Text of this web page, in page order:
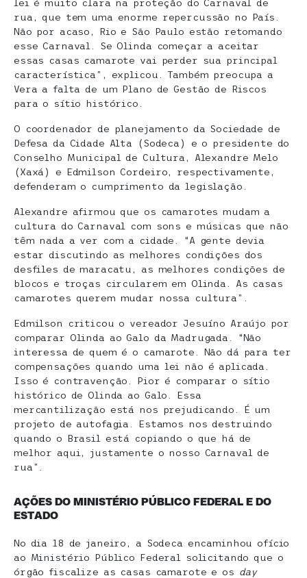
lei é muito clara na proteção do Carnaval de
rua, que tem uma enorme repercussão no País.
Não por acaso, Rio e São Paulo estão retomando
esse Carnaval. Se Olinda começar a aceitar
essas casas camarote vai perder sua principal
característica”, explicou. Também preocupa a
Vera a falta de um Plano de Gestão de Riscos
para o sítio histórico.
O coordenador de planejamento da Sociedade de
Defesa da Cidade Alta (Sodeca) e o presidente do
Conselho Municipal de Cultura, Alexandre Melo
(Xaxá) e Edmilson Cordeiro, respectivamente,
defenderam o cumprimento da legislação.
Alexandre afirmou que os camarotes mudam a
cultura do Carnaval com sons e músicas que não
têm nada a ver com a cidade. “A gente devia
estar discutindo as melhores condições dos
desfiles de maracatu, as melhores condições de
blocos e troças circularem em Olinda. As casas
camarotes querem mudar nossa cultura”.
Edmilson criticou o vereador Jesuíno Araújo por
comparar Olinda ao Galo da Madrugada. “Não
interessa de quem é o camarote. Não dá para ter
compensações quando uma lei não é aplicada.
Isso é contravenção. Pior é comparar o sítio
histórico de Olinda ao Galo. Essa
mercantilização está nos prejudicando. É um
projeto de autofagia. Estamos nos destruindo
quando o Brasil está copiando o que há de
melhor aqui, justamente o nosso Carnaval de
rua”.
AÇÕES DO MINISTÉRIO PÚBLICO FEDERAL E DO
ESTADO
No dia 18 de janeiro, a Sodeca encaminhou ofício
ao Ministério Público Federal solicitando que o
órgão fiscalize as casas camarote e os day